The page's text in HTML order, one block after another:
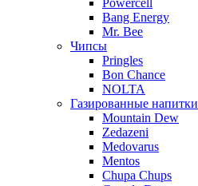
Powercell
Bang Energy
Mr. Bee
Чипсы
Pringles
Bon Chance
NOLTA
Газированные напитки
Mountain Dew
Zedazeni
Medovarus
Mentos
Chupa Chups